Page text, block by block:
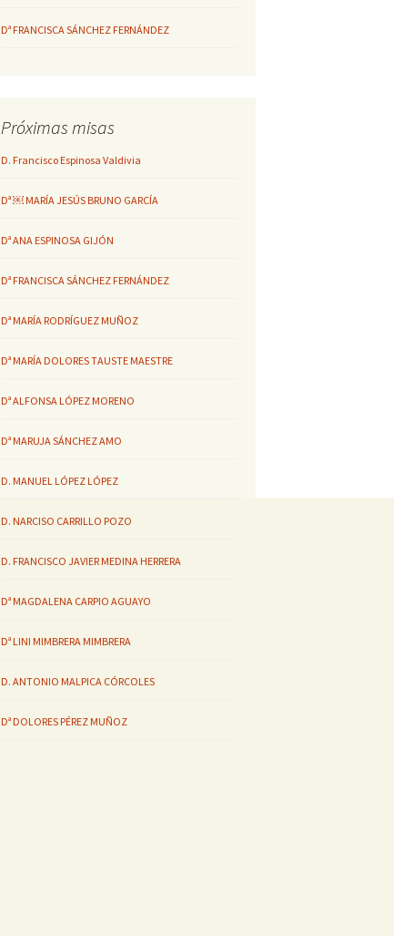
Dª FRANCISCA SÁNCHEZ FERNÁNDEZ
Próximas misas
D. Francisco Espinosa Valdivia
Dª ￼ MARÍA JESÚS BRUNO GARCÍA
Dª ANA ESPINOSA GIJÓN
Dª FRANCISCA SÁNCHEZ FERNÁNDEZ
Dª MARÍA RODRÍGUEZ MUÑOZ
Dª MARÍA DOLORES TAUSTE MAESTRE
Dª ALFONSA LÓPEZ MORENO
Dª MARUJA SÁNCHEZ AMO
D. MANUEL LÓPEZ LÓPEZ
D. NARCISO CARRILLO POZO
D. FRANCISCO JAVIER MEDINA HERRERA
Dª MAGDALENA CARPIO AGUAYO
Dª LINI MIMBRERA MIMBRERA
D. ANTONIO MALPICA CÓRCOLES
Dª DOLORES PÉREZ MUÑOZ